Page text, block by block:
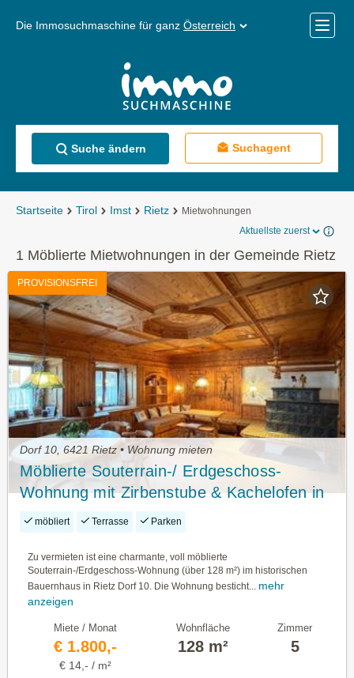
Die Immosuchmaschine für ganz Österreich
Menü
Suche ändern Suchagent
Startseite Tirol Imst Rietz
Mietwohnungen
Aktuellste zuerst
1 Möblierte Mietwohnungen in der Gemeinde Rietz
PROVISIONSFREI
Dorf 10, 6421 Rietz • Wohnung mieten
Möblierte Souterrain-/ Erdgeschoss-
Wohnung mit Zirbenstube & Kachelofen in
Rietz
möbliert Terrasse Parken
Zu vermieten ist eine charmante, voll möblierte
Souterrain-/Erdgeschoss-Wohnung (über 128 m²) im historischen
Bauernhaus in Rietz Dorf 10. Die Wohnung besticht...
mehr
anzeigen
Miete / Monat
€ 1.800,-
€ 14,- / m²
Wohnfläche
128 m²
Zimmer
5